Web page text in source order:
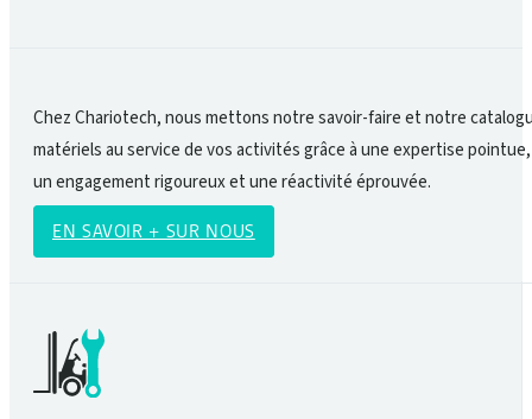
Chez Chariotech, nous mettons notre savoir-faire et notre
matériels au service de vos activités grâce à une expertise pointue,
un engagement rigoureux et une réactivité éprouvée.
EN SAVOIR + SUR NOUS